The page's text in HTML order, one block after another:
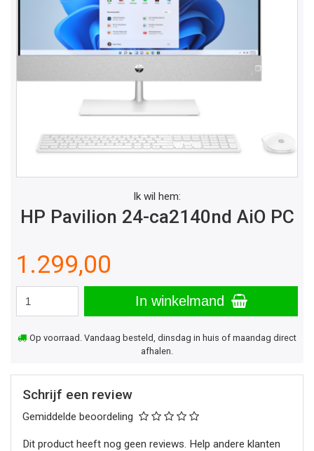
Ik wil hem:
HP Pavilion 24-ca2140nd AiO PC
1.299,00
In winkelmand
Op voorraad. Vandaag besteld, dinsdag in huis of maandag direct
afhalen.
Schrijf een review
Gemiddelde beoordeling
Dit product heeft nog geen reviews. Help andere klanten